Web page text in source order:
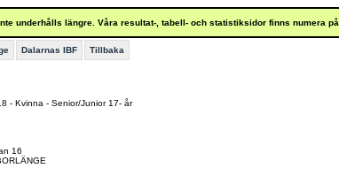
underhålls längre. Våra resultat-, tabell- och statistiksidor finns numera på
Dalarnas IBF Tillbaka
- Kvinna - Senior/Junior 17- år
16